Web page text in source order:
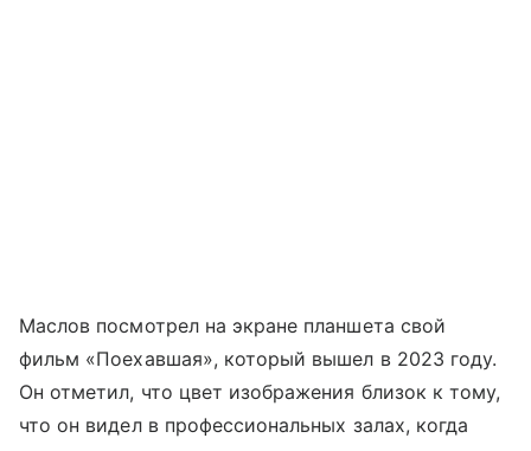
Маслов посмотрел на экране планшета свой
фильм «Поехавшая», который вышел в 2023 году.
Он отметил, что цвет изображения близок к тому,
что он видел в профессиональных залах, когда